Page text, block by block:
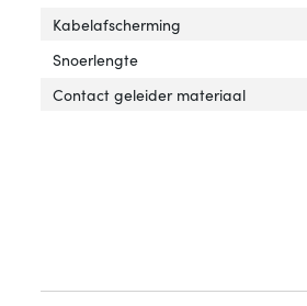
Kabelafscherming
Snoerlengte
Contact geleider materiaal